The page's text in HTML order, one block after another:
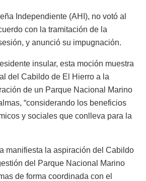
Independiente (AHI), no votó al
con la tramitación de la
y anunció su impugnación.
insular, esta moción muestra
del Cabildo de El Hierro a la
de un Parque Nacional Marino
“considerando los beneficios
y sociales que conlleva para la
manifiesta la aspiración del Cabildo
del Parque Nacional Marino
de forma coordinada con el